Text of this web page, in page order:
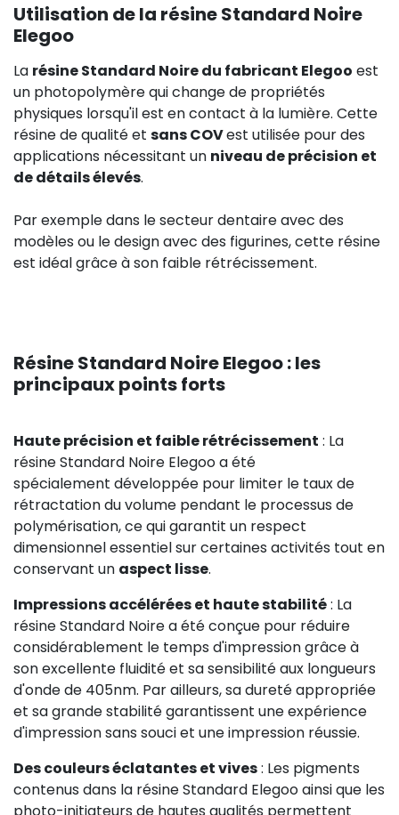
Utilisation de la résine Standard Noire
Elegoo
La résine Standard Noire du fabricant Elegoo est
un photopolymère qui change de propriétés
physiques lorsqu'il est en contact à la lumière. Cette
résine de qualité et sans COVest utilisée pour des
applications nécessitant un niveau de précision et
de détails élevés.
Par exemple dans le secteur dentaire avec des
modèles ou le design avec des figurines, cette résine
est idéal grâce à son faible rétrécissement.
Résine Standard Noire Elegoo : les
principaux points forts
Haute précision et faible rétrécissement : La
résine Standard Noire Elegoo a été
spécialement développée pour limiter le taux de
rétractation du volume pendant le processus de
polymérisation, ce qui garantit un respect
dimensionnel essentiel sur certaines activités tout en
conservant un aspect lisse.
Impressions accélérées et haute stabilité: La
résine Standard Noire a été conçue pour réduire
considérablement le temps d'impression grâce à
son excellente fluidité et sa sensibilité aux longueurs
d'onde de 405nm. Par ailleurs, sa dureté appropriée
et sa grande stabilité garantissent une expérience
d'impression sans souci et une impression réussie.
Des couleurs éclatantes et vives: Les pigments
contenus dans la résine Standard Elegoo ainsi que les
photo-initiateurs de hautes qualités permettent